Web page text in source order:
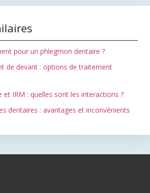
pour un phlegmon dentaire ?
de devant : options de traitement
et IRM : quelles sont les interactions ?
dentaires : avantages et inconvénients